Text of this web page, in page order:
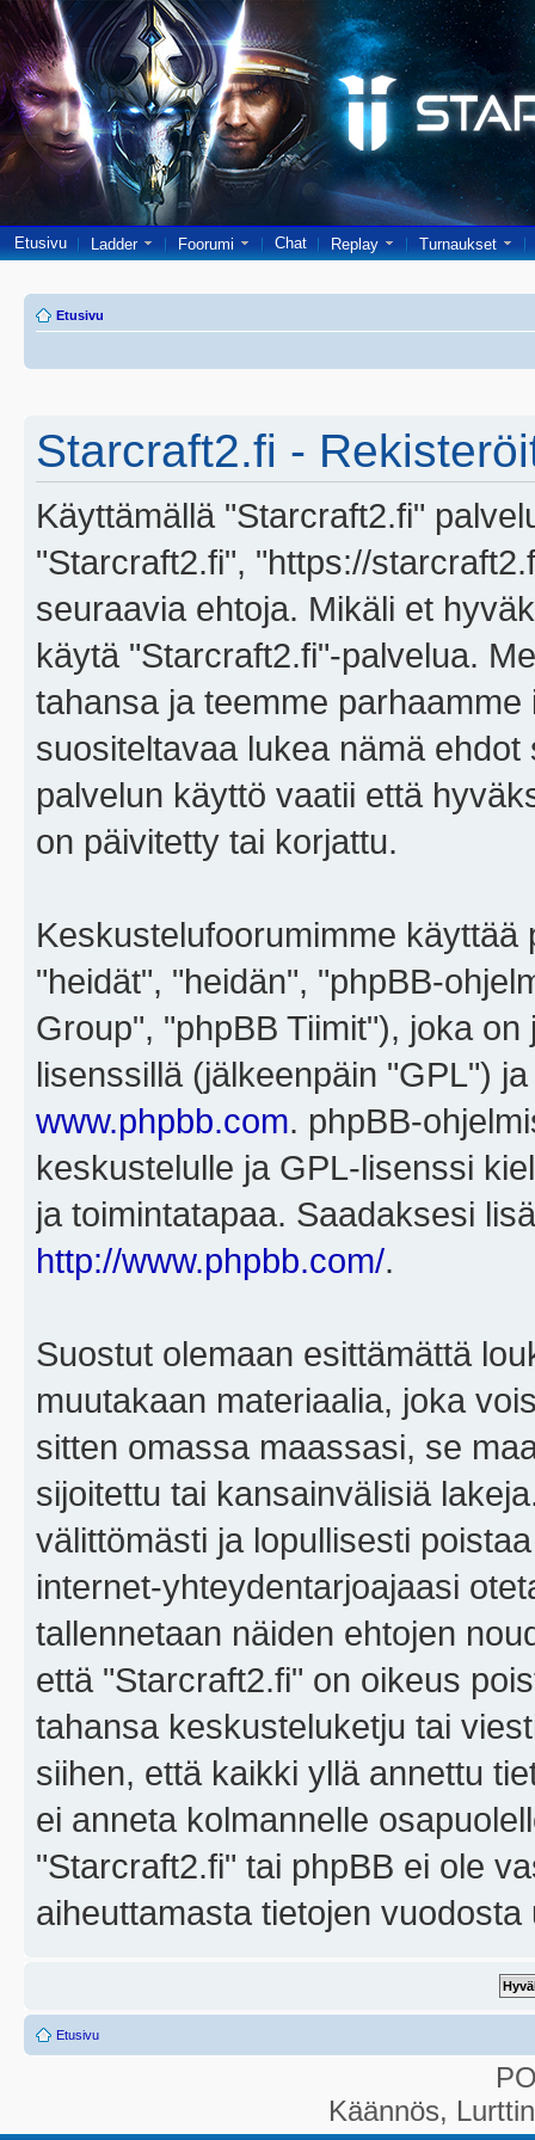
Etusivu Ladder Foorumi Chat Replay Turnaukset
Etusivu
Starcraft2.fi -
Käyttämällä "Starcraft2.fi"
"Starcraft2.fi", "https://
seuraavia ehtoja. Mikäli et
käytä "Starcraft2.fi"-palvelua.
tahansa ja teemme
suositeltavaa lukea nämä
palvelun käyttö vaatii että
on päivitetty tai korjattu.
Keskustelufoorumimme
"heidät", "heidän", "phpBB-
Group", "phpBB Tiimit"), joka on
lisenssillä (jälkeenpäin "GPL")
www.phpbb.com. phpBB-
keskustelulle ja GPL-lisenssi
ja toimintatapaa. Saadaksesi
http://www.phpbb.com/.
Suostut olemaan esittämättä
muutakaan materiaalia, joka
sitten omassa maassasi, se
sijoitettu tai kansainvälisiä
välittömästi ja lopullisesti
internet-yhteydentarjoajaasi
tallennetaan näiden ehtojen
että "Starcraft2.fi" on oikeus
tahansa keskusteluketju tai
siihen, että kaikki yllä annettu
ei anneta kolmannelle
"Starcraft2.fi" tai phpBB ei ole
aiheuttamasta tietojen
Etusivu
Käännös,